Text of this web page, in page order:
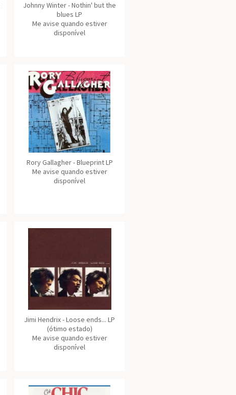
Johnny Winter - Nothin' but the
blues LP
Me avise quando estiver
disponível
Rory Gallagher - Blueprint LP
Me avise quando estiver
disponível
Jimi Hendrix - Loose ends... LP
(ótimo estado)
Me avise quando estiver
disponível